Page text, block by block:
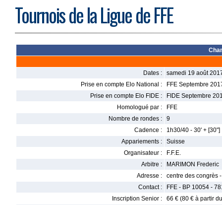
Tournois de la Ligue de FFE
Dates :
samedi 19 août
Prise en compte Elo National :
FFE Septembre
Prise en compte Elo FIDE :
FIDE Septembre
Homologué par :
FFE
Nombre de rondes :
9
Cadence :
1h30/40 - 30' + [30"]
Appariements :
Suisse
Organisateur :
F.F.E.
Arbitre :
MARIMON Frederic
Adresse :
centre des congrès
Contact :
FFE - BP 10054 -
Inscription Senior :
66 € (80 € à partir